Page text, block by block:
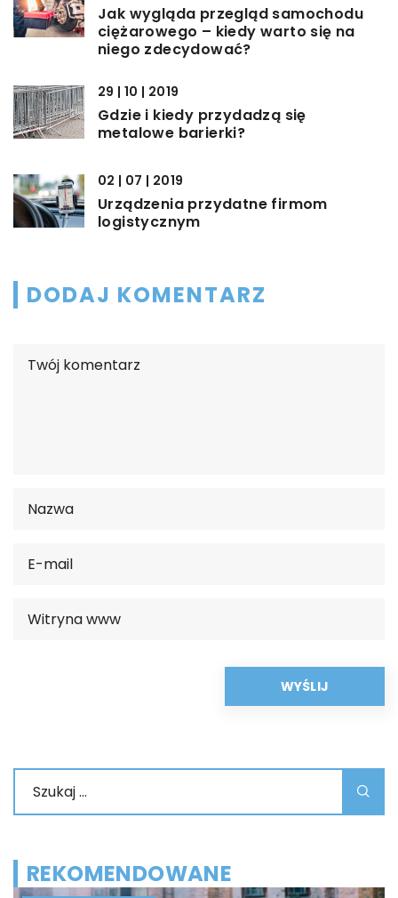
Jak wygląda przegląd samochodu
ciężarowego – kiedy warto się na
niego zdecydować?
29 | 10 | 2019
Gdzie i kiedy przydadzą się
metalowe barierki?
02 | 07 | 2019
Urządzenia przydatne firmom
logistycznym
DODAJ KOMENTARZ
REKOMENDOWANE